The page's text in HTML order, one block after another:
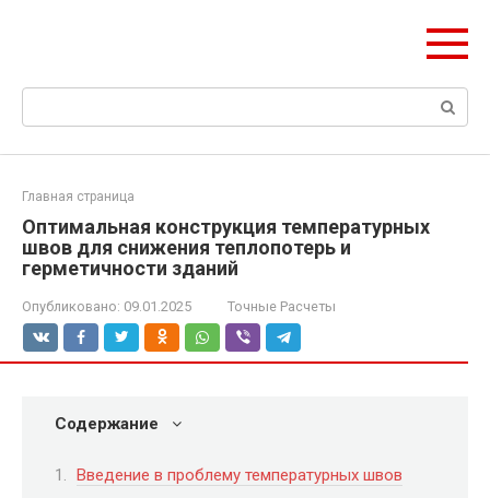
Поиск:
Главная страница
Оптимальная конструкция температурных
швов для снижения теплопотерь и
герметичности зданий
Опубликовано: 09.01.2025 Точные Расчеты
Содержание
Введение в проблему температурных швов